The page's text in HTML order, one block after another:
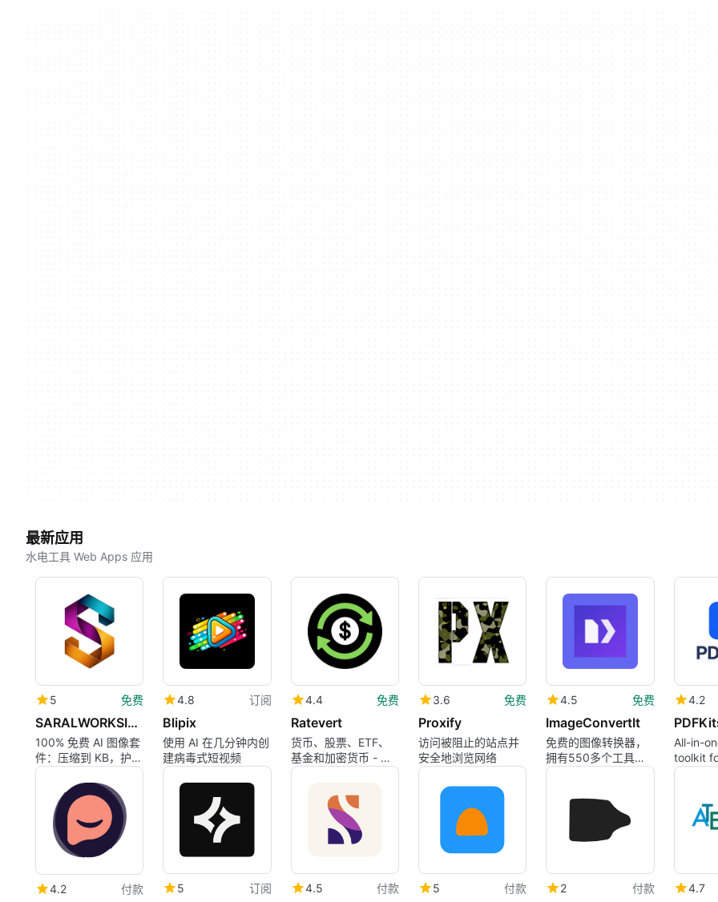
最新应用
水电工具 Web Apps 应用
5 免费
SARALWORKSIMG
100% 免费 AI 图像套
件：压缩到 KB，护照
照片，去除背景和格
式转换器
4.8 订阅
Blipix
使用 AI 在几分钟内创
建病毒式短视频
4.4 免费
Ratevert
货币、股票、ETF、
基金和加密货币 - 转
换器
3.6 免费
Proxify
访问被阻止的站点并
安全地浏览网络
4.5 免费
ImageConvertIt
免费的图像转换器，
拥有550多个工具。
转换JPG、PNG、
式。无需账户。
4.2
All-in-
toolkit
4.2 付款 5 订阅 4.5 付款 5 付款 2 付款 4.7